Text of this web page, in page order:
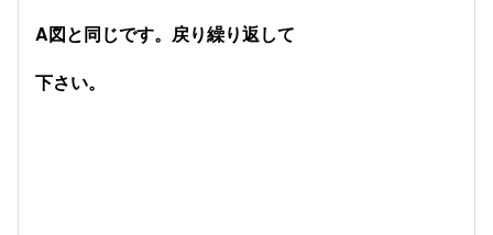
A図と同じです。戻り繰り返して
下さい。